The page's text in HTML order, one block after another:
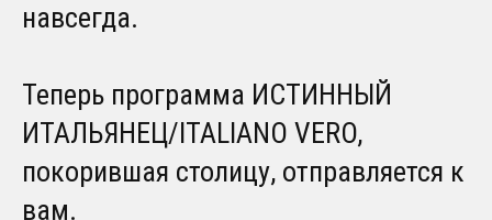
навсегда.
Теперь программа ИСТИННЫЙ
ИТАЛЬЯНЕЦ/ITALIANO VERO,
покорившая столицу, отправляется к
вам.